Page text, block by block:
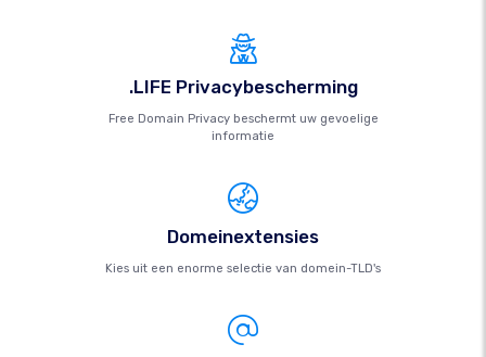
.LIFE Privacybescherming
Free Domain Privacy beschermt uw gevoelige
informatie
Domeinextensies
Kies uit een enorme selectie van domein-TLD's